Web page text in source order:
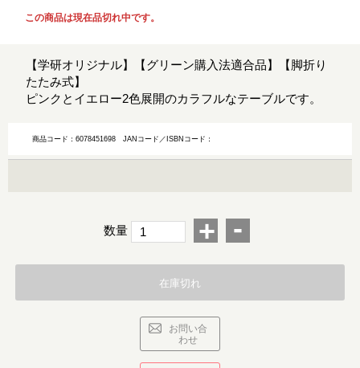
この商品は現在品切れ中です。
【学研オリジナル】【グリーン購入法適合品】【脚折り
たたみ式】
ピンクとイエロー2色展開のカラフルなテーブルです。
商品コード：6078451698JANコード／ISBNコード：
数量 + -
在庫切れ
お問い合
わせ